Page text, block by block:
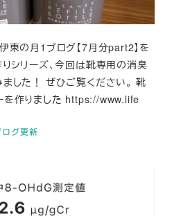
ログ更新
東の月1ブログ【7月分part2】を
シリーズ、今回は靴専用の消臭
した！ ぜひご覧ください。 靴
を作りました https://www.life